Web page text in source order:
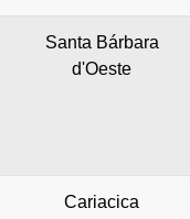
Santa Bárbara
d'Oeste
Cariacica